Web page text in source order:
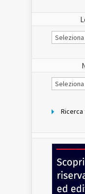
Le
Notizie
Notizie
per